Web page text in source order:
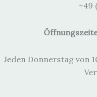
+49
Jeden Donnerstag von